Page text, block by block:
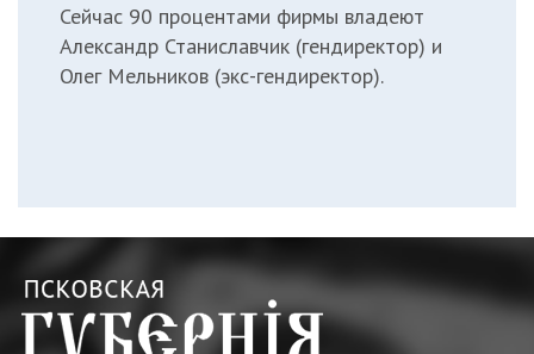
Сейчас 90 процентами фирмы владеют
Александр Станиславчик (гендиректор) и
Олег Мельников (экс-гендиректор).